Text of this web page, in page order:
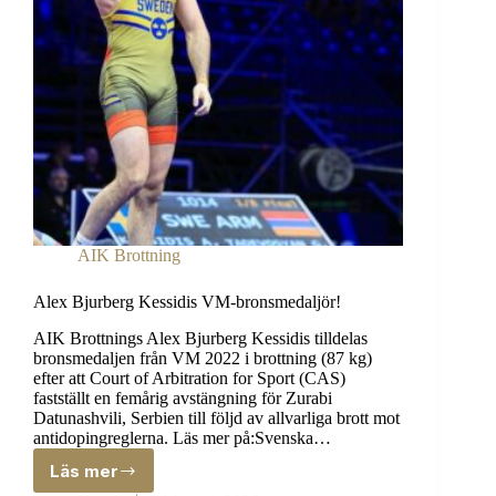
AIK Brottning
Alex Bjurberg Kessidis VM-bronsmedaljör!
AIK Brottnings Alex Bjurberg Kessidis tilldelas
bronsmedaljen från VM 2022 i brottning (87 kg)
efter att Court of Arbitration for Sport (CAS)
fastställt en femårig avstängning för Zurabi
Datunashvili, Serbien till följd av allvarliga brott mot
antidopingreglerna. Läs mer på:Svenska…
Läs mer
Alex